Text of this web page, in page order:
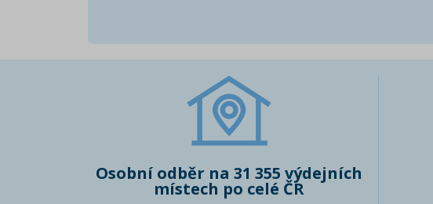
Osobní odběr na 31 355 výdejních
místech po celé ČR